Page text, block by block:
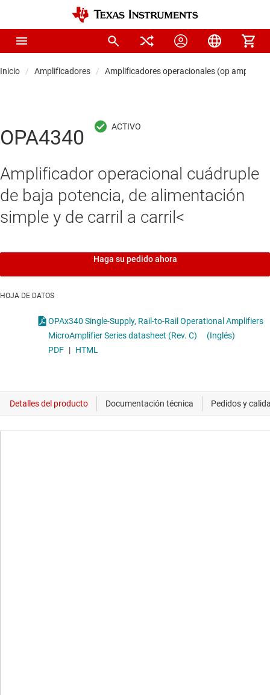
Inicio Amplificadores Amplificadores operacionales (op amps)
OPA4340
Amplificador operacional cuádruple
de baja potencia, de alimentación
simple y de carril a carril<
Haga su pedido ahora
HOJA DE DATOS
OPAx340 Single-Supply, Rail-to-Rail Operational Amplifiers
MicroAmplifier Series datasheet (Rev. C)
(Inglés)
PDF | HTML